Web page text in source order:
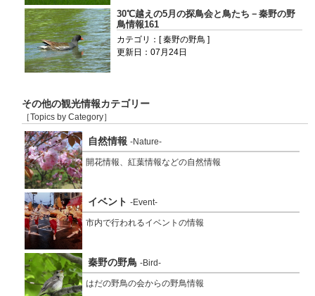
30℃越えの5月の探鳥会と鳥たち－秦野の野
鳥情報161
カテゴリ：[ 秦野の野鳥 ]
更新日：07月24日
その他の観光情報カテゴリー
［Topics by Category］
自然情報 -Nature-
開花情報、紅葉情報などの自然情報
イベント -Event-
市内で行われるイベントの情報
秦野の野鳥 -Bird-
はだの野鳥の会からの野鳥情報